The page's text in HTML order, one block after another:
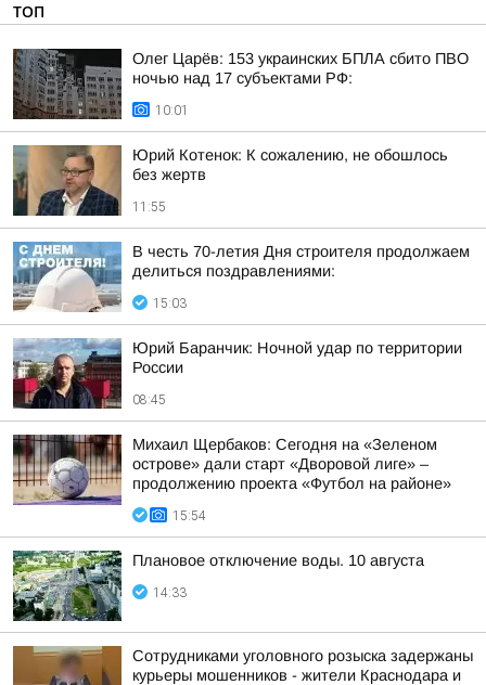
ТОП
Олег Царёв: 153 украинских БПЛА сбито ПВО
ночью над 17 субъектами РФ:
10:01
Юрий Котенок: К сожалению, не обошлось
без жертв
11:55
В честь 70-летия Дня строителя продолжаем
делиться поздравлениями:
15:03
Юрий Баранчик: Ночной удар по территории
России
08:45
Михаил Щербаков: Сегодня на «Зеленом
острове» дали старт «Дворовой лиге» –
продолжению проекта «Футбол на районе»
15:54
Плановое отключение воды. 10 августа
14:33
Сотрудниками уголовного розыска задержаны
курьеры мошенников - жители Краснодара и